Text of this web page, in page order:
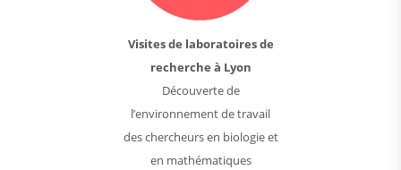
Visites de laboratoires de
recherche à Lyon
Découverte de
l’environnement de travail
des chercheurs en biologie et
en mathématiques